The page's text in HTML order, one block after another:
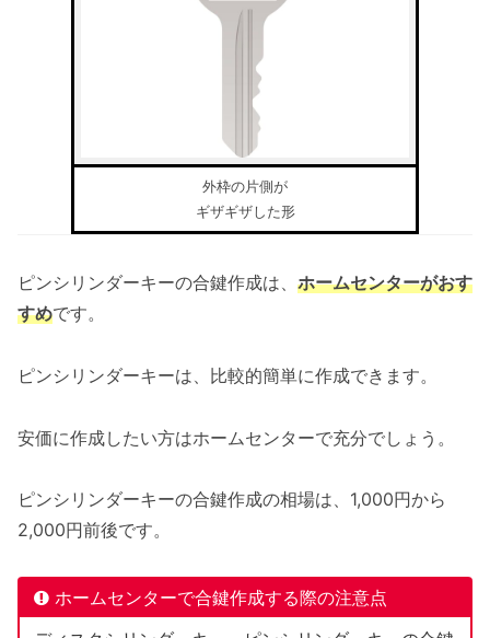
外枠の片側が
ギザギザした形
ピンシリンダーキーの合鍵作成は、 ホームセンターがおす
すめです。
ピンシリンダーキーは、比較的簡単に作成できます。
安価に作成したい方はホームセンターで充分でしょう。
ピンシリンダーキーの合鍵作成の相場は、1,000円から
2,000円前後です。
ホームセンターで合鍵作成する際の注意点